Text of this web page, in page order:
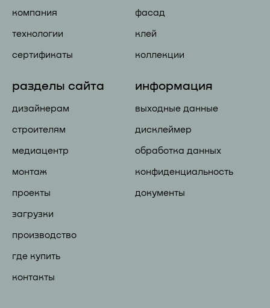
компания
технологии
сертификаты
фасад
клей
коллекции
разделы сайта
дизайнерам
строителям
медиацентр
монтаж
проекты
загрузки
производство
где купить
контакты
информация
выходные данные
дисклеймер
обработка данных
конфиденциальность
документы